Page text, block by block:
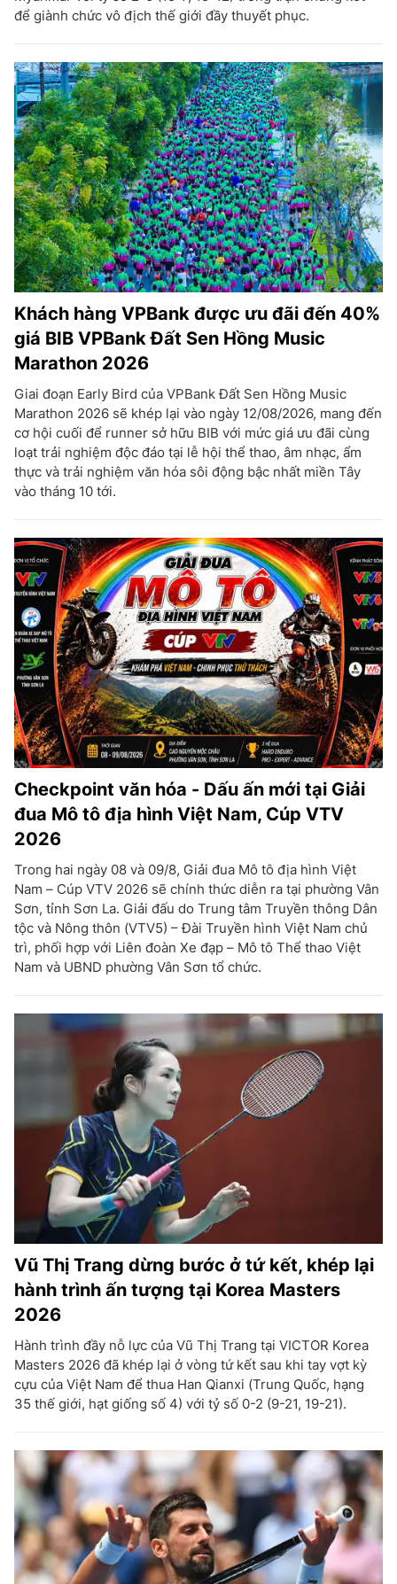
để giành chức vô địch thế giới đầy thuyết phục.
Khách hàng VPBank được ưu đãi đến 40%
giá BIB VPBank Đất Sen Hồng Music
Marathon 2026
Giai đoạn Early Bird của VPBank Đất Sen Hồng Music
Marathon 2026 sẽ khép lại vào ngày 12/08/2026, mang đến
cơ hội cuối để runner sở hữu BIB với mức giá ưu đãi cùng
loạt trải nghiệm độc đáo tại lễ hội thể thao, âm nhạc, ẩm
thực và trải nghiệm văn hóa sôi động bậc nhất miền Tây
vào tháng 10 tới.
Checkpoint văn hóa - Dấu ấn mới tại Giải
đua Mô tô địa hình Việt Nam, Cúp VTV
2026
Trong hai ngày 08 và 09/8, Giải đua Mô tô địa hình Việt
Nam – Cúp VTV 2026 sẽ chính thức diễn ra tại phường Vân
Sơn, tỉnh Sơn La. Giải đấu do Trung tâm Truyền thông Dân
tộc và Nông thôn (VTV5) – Đài Truyền hình Việt Nam chủ
trì, phối hợp với Liên đoàn Xe đạp – Mô tô Thể thao Việt
Nam và UBND phường Vân Sơn tổ chức.
Vũ Thị Trang dừng bước ở tứ kết, khép lại
hành trình ấn tượng tại Korea Masters
2026
Hành trình đầy nỗ lực của Vũ Thị Trang tại VICTOR Korea
Masters 2026 đã khép lại ở vòng tứ kết sau khi tay vợt kỳ
cựu của Việt Nam để thua Han Qianxi (Trung Quốc, hạng
35 thế giới, hạt giống số 4) với tỷ số 0-2 (9-21, 19-21).